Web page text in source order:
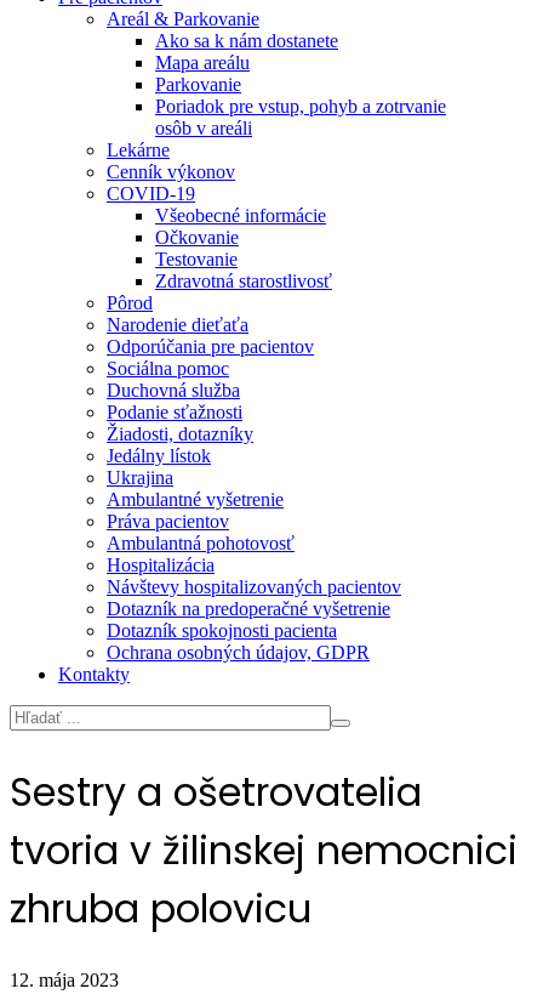
Areál & Parkovanie
Ako sa k nám dostanete
Mapa areálu
Parkovanie
Poriadok pre vstup, pohyb a zotrvanie
osôb v areáli
Lekárne
Cenník výkonov
COVID-19
Všeobecné informácie
Očkovanie
Testovanie
Zdravotná starostlivosť
Pôrod
Narodenie dieťaťa
Odporúčania pre pacientov
Sociálna pomoc
Duchovná služba
Podanie sťažnosti
Žiadosti, dotazníky
Jedálny lístok
Ukrajina
Ambulantné vyšetrenie
Práva pacientov
Ambulantná pohotovosť
Hospitalizácia
Návštevy hospitalizovaných pacientov
Dotazník na predoperačné vyšetrenie
Dotazník spokojnosti pacienta
Ochrana osobných údajov, GDPR
Kontakty
Sestry a ošetrovatelia
tvoria v žilinskej nemocnici
zhruba polovicu
12. mája 2023